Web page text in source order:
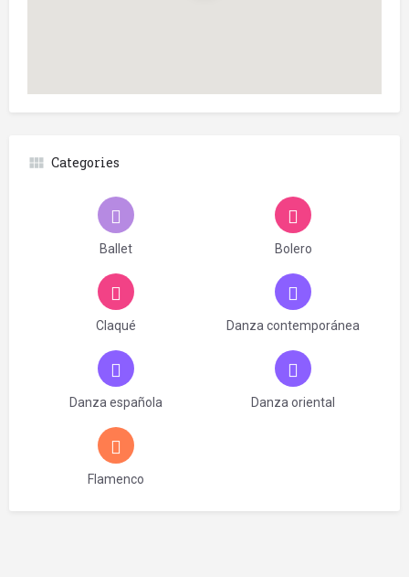
Categories
Ballet Bolero
Claqué Danza contemporánea
Danza española Danza oriental
Flamenco